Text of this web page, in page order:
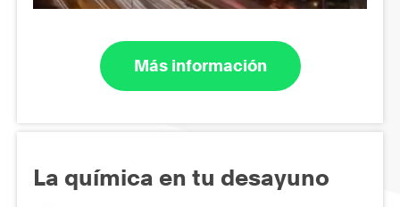
Más información
La química en tu desayuno